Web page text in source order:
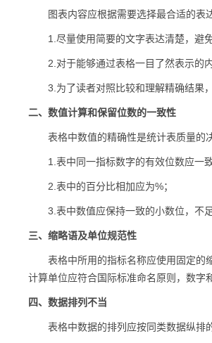
图表内容应根据需要选择最合适的表
1.尽量使用简要的文字表达清楚，避免
2.对于能够通过表格一目了然表示的内
3.为了读者对照比较和理解精确结果，
二、数值计算和保留位数的一致性
表格中数值的精确性是统计表质量的决
1.表中同一指标数字的有效位数应一致
2.表中的百分比相加应为%；
3.表中数值应保持一致的小数位，不足
三、缩略语及单位规范性
表格中所用的指标名称应使用固定的缩
计算单位应符合国际标准命名原则，数字
四、数据排列不当
表格中数据的排列应按同类数据纵排